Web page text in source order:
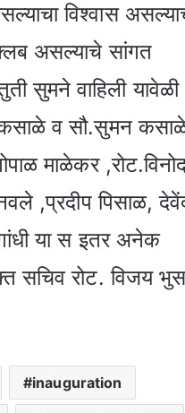
विश्वास
क्लब असल्याचे सांगत
सुमने वाहिली यावेळी
कसाळे व सौ.सुमन
माळेकर
,प्रदीप पिसाळ,
या स इतर अनेक
सचिव रोट. विजय
inauguration